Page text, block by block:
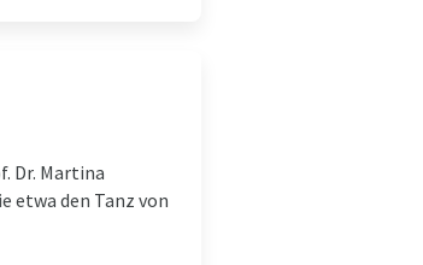
Dr. Martina
etwa den Tanz von